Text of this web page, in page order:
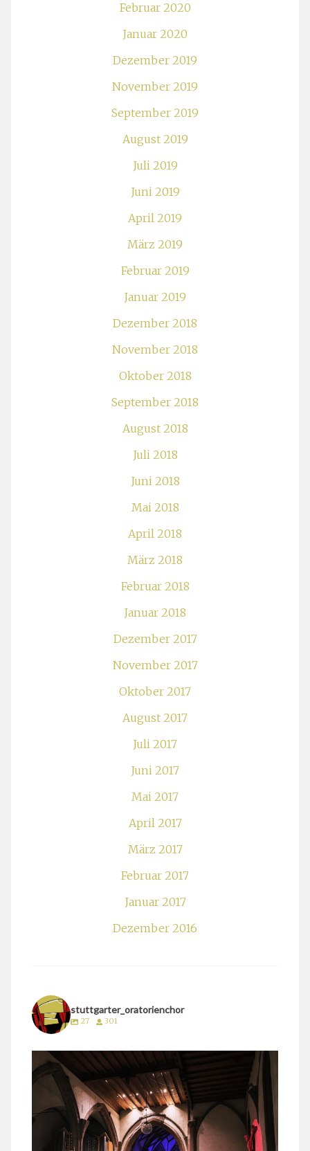
Februar 2020
Januar 2020
Dezember 2019
November 2019
September 2019
August 2019
Juli 2019
Juni 2019
April 2019
März 2019
Februar 2019
Januar 2019
Dezember 2018
November 2018
Oktober 2018
September 2018
August 2018
Juli 2018
Juni 2018
Mai 2018
April 2018
März 2018
Februar 2018
Januar 2018
Dezember 2017
November 2017
Oktober 2017
August 2017
Juli 2017
Juni 2017
Mai 2017
April 2017
März 2017
Februar 2017
Januar 2017
Dezember 2016
stuttgarter_oratorienchor
27 301
stuttgarter_oratorienchor
März 24